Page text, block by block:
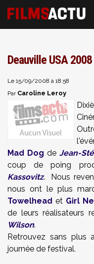
Deauville USA
Le 15/09/2008 à 18:58
Par Caroline Leroy
Mad Dog de Jean-
coup de poing
Kassovitz. Nous
nous ont le plus
Towelhead et Girl
de leurs réalisateurs
Wilson.
Retrouvez sans plus
journée de festival.